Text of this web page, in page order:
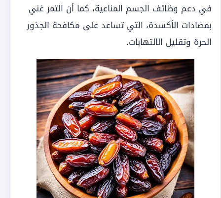
في دعم وظائف الجسم المناعية، كما أن التمر غني
بمضادات الأكسدة، التي تساعد على مكافحة الجذور
الحرة وتقليل الالتهابات.